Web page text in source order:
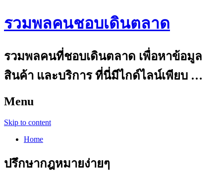
รวมพลคนชอบเดินตลาด
รวมพลคนที่ชอบเดินตลาด เพื่อหาข้อมูล
สินค้า และบริการ ที่นี่มีไกด์ไลน์เพียบ …
Menu
Skip to content
Home
ปรึกษากฎหมายง่ายๆ